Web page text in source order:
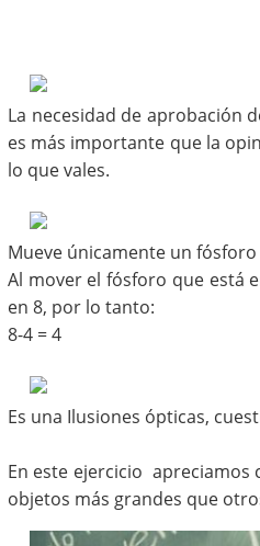
La necesidad de aprobación
es más importante que la
lo que vales.
Mueve únicamente un
Al mover el fósforo que está
en 8, por lo tanto:
8-4 = 4
Es una Ilusiones ópticas,
En este ejercicio apreciamos
objetos más grandes que